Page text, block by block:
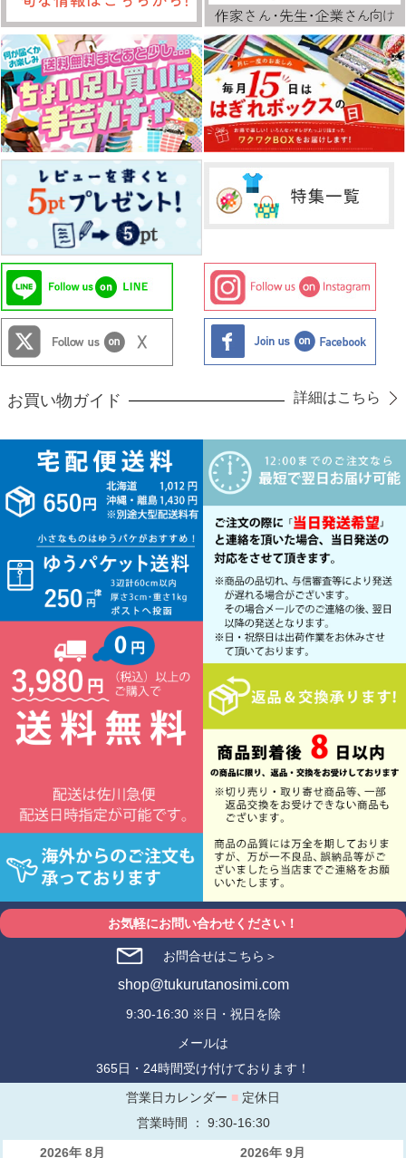
お買い物ガイド 詳細はこちら
お気軽にお問い合わせください！
お問合せはこちら＞
shop@tukurutanosimi.com
9:30-16:30 ※日・祝日を除
メールは
365日・24時間受け付けております！
営業日カレンダー ■ 定休日
営業時間 ： 9:30-16:30
2026年 8月 2026年 9月